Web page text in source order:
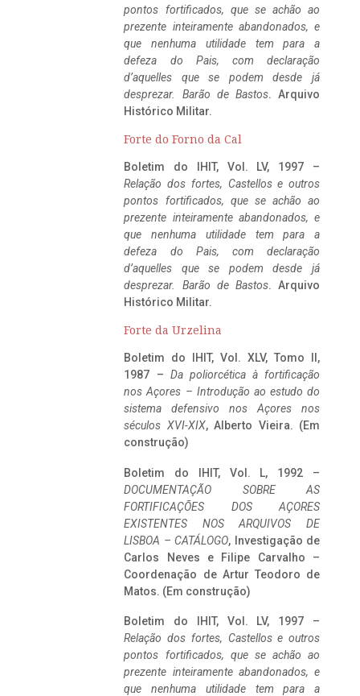
pontos fortificados, que se achão ao
prezente inteiramente abandonados, e
que nenhuma utilidade tem para a
defeza do Pais, com declaração
d’aquelles que se podem desde já
desprezar. Barão de Bastos. Arquivo
Histórico Militar.
Forte do Forno da Cal
Boletim do IHIT, Vol. LV, 1997 –
Relação dos fortes, Castellos e outros
pontos fortificados, que se achão ao
prezente inteiramente abandonados, e
que nenhuma utilidade tem para a
defeza do Pais, com declaração
d’aquelles que se podem desde já
desprezar. Barão de Bastos. Arquivo
Histórico Militar.
Forte da Urzelina
Boletim do IHIT, Vol. XLV, Tomo II,
1987 – Da poliorcética à fortificação
nos Açores – Introdução ao estudo do
sistema defensivo nos Açores nos
séculos XVI-XIX, Alberto Vieira. (Em
construção)
Boletim do IHIT, Vol. L, 1992 –
DOCUMENTAÇÃO SOBRE AS
FORTIFICAÇÕES DOS AÇORES
EXISTENTES NOS ARQUIVOS DE
LISBOA – CATÁLOGO, Investigação de
Carlos Neves e Filipe Carvalho –
Coordenação de Artur Teodoro de
Matos. (Em construção)
Boletim do IHIT, Vol. LV, 1997 –
Relação dos fortes, Castellos e outros
pontos fortificados, que se achão ao
prezente inteiramente abandonados, e
que nenhuma utilidade tem para a